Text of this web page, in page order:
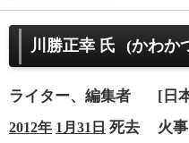
川勝正幸 氏 (かわか
ライター、編集者 [日
2012年 1月31日 死去 火事